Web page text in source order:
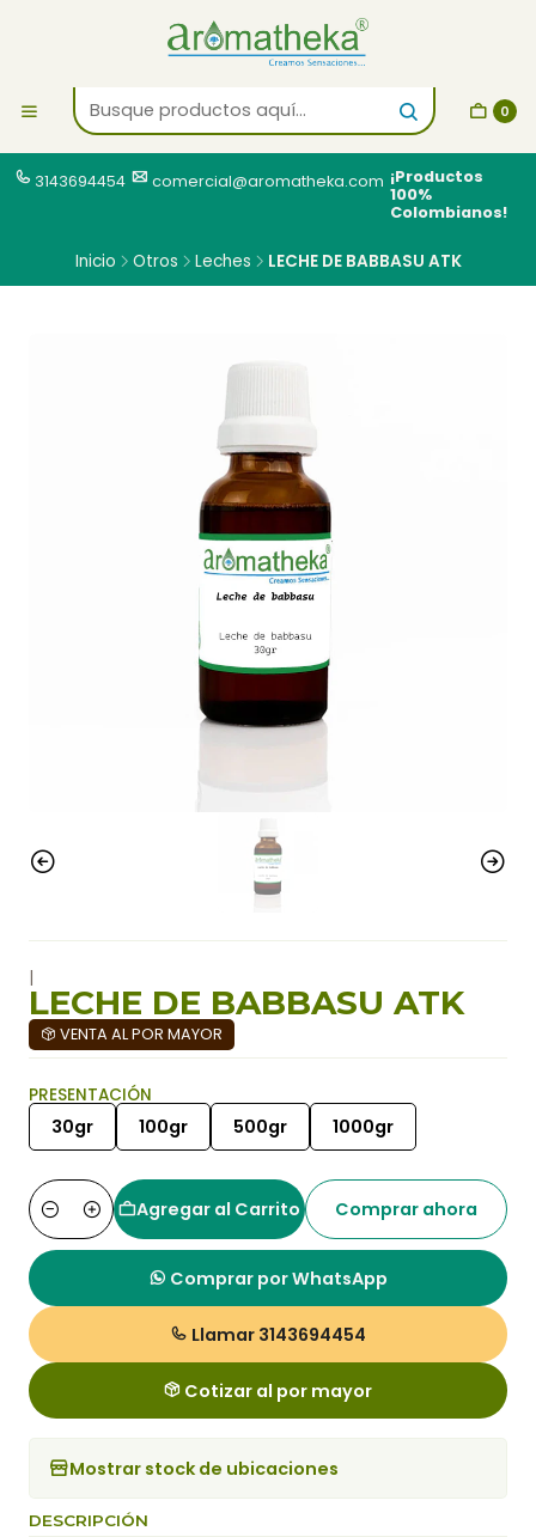
0
3143694454 comercial@aromatheka.com ¡Productos
100%
Colombianos!
Inicio Otros Leches LECHE DE BABBASU ATK
|
LECHE DE BABBASU ATK
VENTA AL POR MAYOR
PRESENTACIÓN
30gr 100gr 500gr 1000gr
Cantidad
Agregar al Carrito Comprar ahora
Comprar por WhatsApp
Llamar 3143694454
Cotizar al por mayor
Mostrar stock de ubicaciones
DESCRIPCIÓN